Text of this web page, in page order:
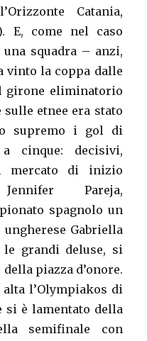
Catania,
E, come nel caso
squadra – anzi,
vinto la coppa dalle
girone eliminatorio
etnee era stato
supremo i gol di
cinque: decisivi,
mercato di inizio
Pareja,
spagnolo un
Gabriella
le grandi deluse, si
piazza d’onore.
l’Olympiakos di
si è lamentato della
semifinale con